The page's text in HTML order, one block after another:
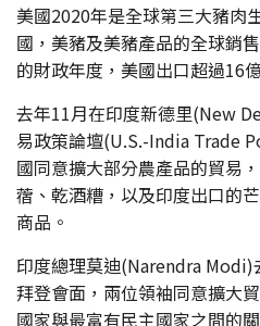
美國2020年是全球第三大豬肉
國，美豬及美豬產品的全球銷
的財政年度，美國出口超過16
去年11月在印度新德里(New
易政策論壇(U.S.-India Trade
國同意擴大部分農產品的貿易
蓿、乾酒糟，以及印度出口的
商品。
印度總理莫迪(Narendra
拜登會面，兩位領袖同意擴大
國家與最富有民主國家之間的